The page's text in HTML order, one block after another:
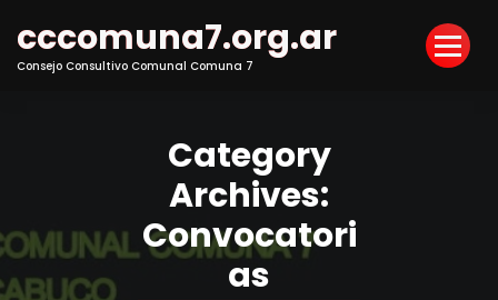
Content
cccomuna7.org.ar
Consejo Consultivo Comunal Comuna 7
Category
Archives:
Convocatori
as